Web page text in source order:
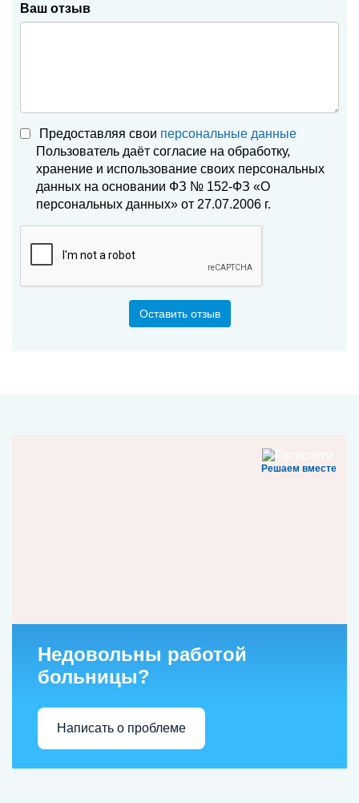
Ваш отзыв
Предоставляя свои персональные данные
Пользователь даёт согласие на обработку,
хранение и использование своих персональных
данных на основании ФЗ № 152-ФЗ «О
персональных данных» от 27.07.2006 г.
Оставить отзыв
Решаем вместе
Недовольны работой
больницы?
Написать о проблеме